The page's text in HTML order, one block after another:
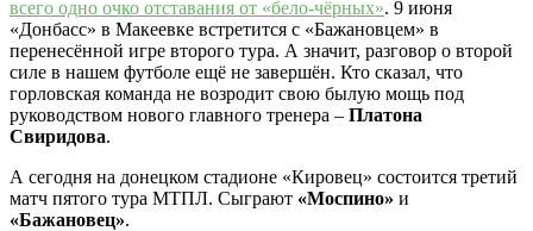
всего одно очко отставания от «бело-чёрных». 9 июня
«Донбасс» в Макеевке встретится с «Бажановцем» в
перенесённой игре второго тура. А значит, разговор о второй
силе в нашем футболе ещё не завершён. Кто сказал, что
горловская команда не возродит свою былую мощь под
руководством нового главного тренера – Платона
Свиридова.
А сегодня на донецком стадионе «Кировец» состоится третий
матч пятого тура МТПЛ. Сыграют «Моспино» и
«Бажановец».